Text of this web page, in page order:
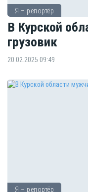
Я – репортёр
В Курской
грузовик
20.02.2025 09:49
Я – репортёр